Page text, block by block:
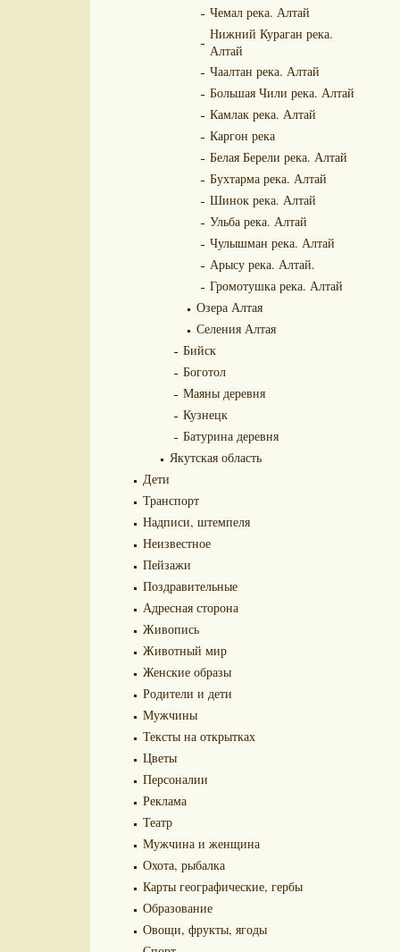
Чемал река. Алтай
Нижний Кураган река.
Алтай
Чаалтан река. Алтай
Большая Чили река. Алтай
Камлак река. Алтай
Каргон река
Белая Берели река. Алтай
Бухтарма река. Алтай
Шинок река. Алтай
Ульба река. Алтай
Чулышман река. Алтай
Арысу река. Алтай.
Громотушка река. Алтай
Озера Алтая
Селения Алтая
Бийск
Боготол
Маяны деревня
Кузнецк
Батурина деревня
Якутская область
Дети
Транспорт
Надписи, штемпеля
Неизвестное
Пейзажи
Поздравительные
Адресная сторона
Живопись
Животный мир
Женские образы
Родители и дети
Мужчины
Тексты на открытках
Цветы
Персоналии
Реклама
Театр
Мужчина и женщина
Охота, рыбалка
Карты географические, гербы
Образование
Овощи, фрукты, ягоды